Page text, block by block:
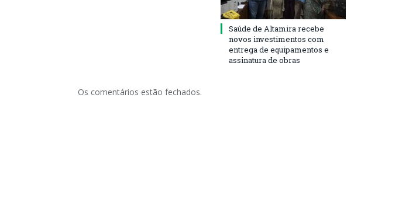
Saúde de Altamira recebe
novos investimentos com
entrega de equipamentos e
assinatura de obras
Os comentários estão fechados.